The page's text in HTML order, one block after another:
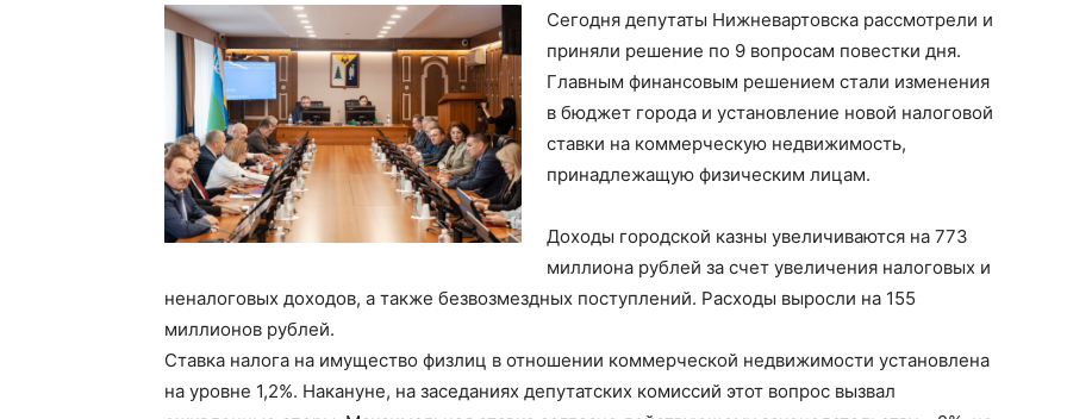
Сегодня депутаты Нижневартовска рассмотрели и
приняли решение по 9 вопросам повестки дня.
Главным финансовым решением стали изменения
в бюджет города и установление новой налоговой
ставки на коммерческую недвижимость,
принадлежащую физическим лицам.
Доходы городской казны увеличиваются на 773
миллиона рублей за счет увеличения налоговых и
неналоговых доходов, а также безвозмездных поступлений. Расходы выросли на 155
миллионов рублей.
Ставка налога на имущество физлиц в отношении коммерческой недвижимости установлена
на уровне 1,2%. Накануне, на заседаниях депутатских комиссий этот вопрос вызвал